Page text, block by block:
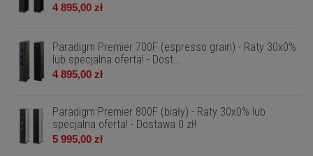
4 895,00 zł
Paradigm Premier 700F (espresso grain) - Raty 30x0%
lub specjalna oferta! - Dost...
4 895,00 zł
Paradigm Premier 800F (biały) - Raty 30x0% lub
specjalna oferta! - Dostawa 0 zł!
5 995,00 zł